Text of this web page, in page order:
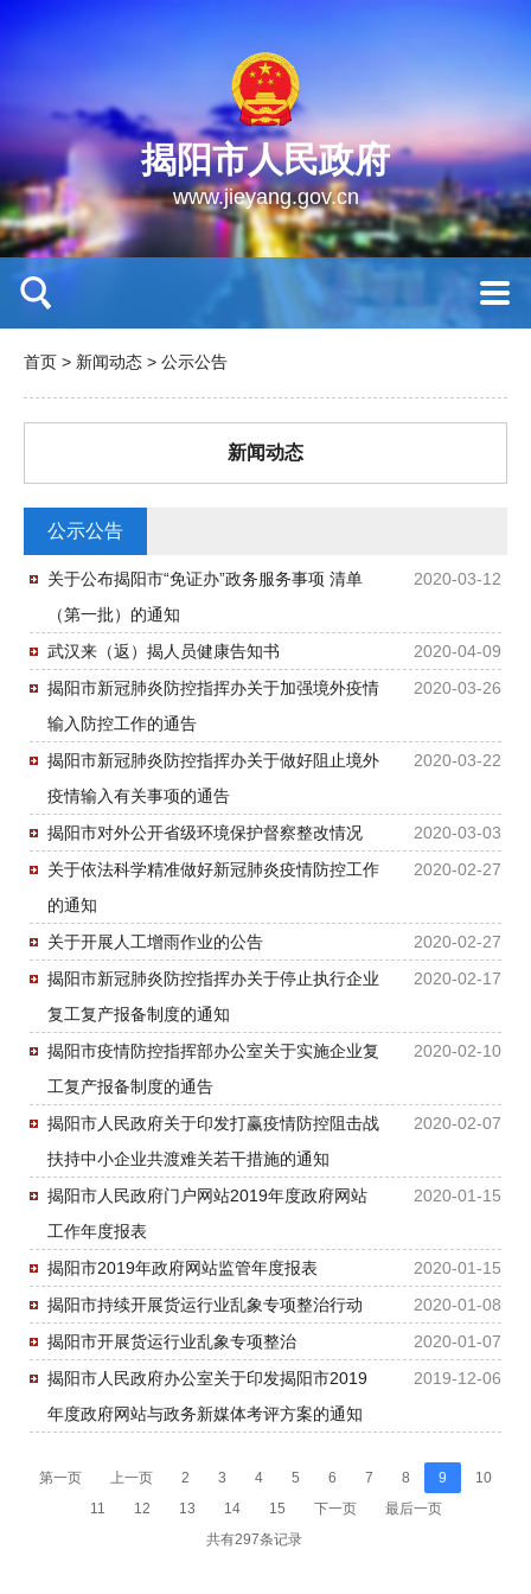
揭阳市人民政府
www.jieyang.gov.cn
首页 > 新闻动态 > 公示公告
新闻动态
公示公告
2020-03-12
关于公布揭阳市“免证办”政务服务事项 清单
（第一批）的通知
2020-04-09
武汉来（返）揭人员健康告知书
2020-03-26
揭阳市新冠肺炎防控指挥办关于加强境外疫情
输入防控工作的通告
2020-03-22
揭阳市新冠肺炎防控指挥办关于做好阻止境外
疫情输入有关事项的通告
2020-03-03
揭阳市对外公开省级环境保护督察整改情况
2020-02-27
关于依法科学精准做好新冠肺炎疫情防控工作
的通知
2020-02-27
关于开展人工增雨作业的公告
2020-02-17
揭阳市新冠肺炎防控指挥办关于停止执行企业
复工复产报备制度的通知
2020-02-10
揭阳市疫情防控指挥部办公室关于实施企业复
工复产报备制度的通告
2020-02-07
揭阳市人民政府关于印发打赢疫情防控阻击战
扶持中小企业共渡难关若干措施的通知
2020-01-15
揭阳市人民政府门户网站2019年度政府网站
工作年度报表
2020-01-15
揭阳市2019年政府网站监管年度报表
2020-01-08
揭阳市持续开展货运行业乱象专项整治行动
2020-01-07
揭阳市开展货运行业乱象专项整治
2019-12-06
揭阳市人民政府办公室关于印发揭阳市2019
年度政府网站与政务新媒体考评方案的通知
第一页 上一页 2 3 4 5 6 7 8 9
10
11
12 13 14 15 下一页
最后一页
共有297条记录